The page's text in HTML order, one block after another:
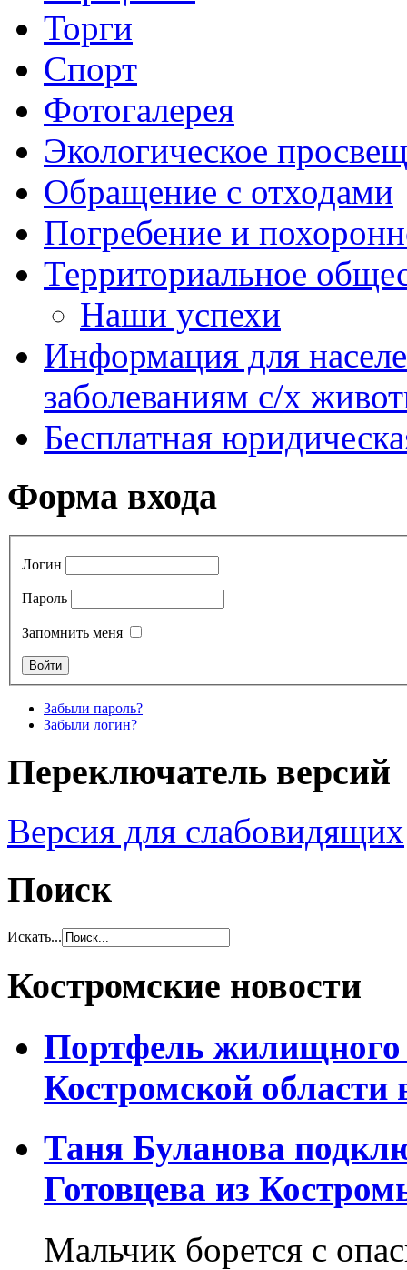
Торги
Спорт
Фотогалерея
Экологическое
Обращение с отходами
Погребение и
Территориальное
Наши успехи
Информация для
заболеваниям с/х
Бесплатная
Форма входа
Логин
Пароль
Запомнить меня
Забыли пароль?
Забыли логин?
Переключатель версий
Версия для слабовидящих
Поиск
Искать...
Костромские новости
Портфель жилищного
Костромской
Таня Буланова
Готовцева из
Мальчик борется с